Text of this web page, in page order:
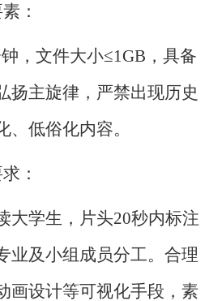
：
文件大小≤1GB，具备
扬主旋律，严禁出现历史
、低俗化内容。
：
学生，片头20秒内标注
业及小组成员分工。 合理
画设计等可视化手段，素